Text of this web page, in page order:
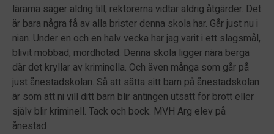
lärarna säger aldrig till, rektorerna vidtar aldrig åtgärder. Det
är bara några få av alla brister denna skola har. Går just nu i
nian. Under en och en halv vecka har jag varit i ett slagsmål,
blivit mobbad, mordhotad. Denna skola ligger nära berga
där det kryllar av kriminella. Och även många som går på
just ånestadskolan. Så att sätta sitt barn på ånestadskolan
är som att ni vill ditt barn blir antingen utsatt för brott eller
själv blir kriminell. Tack och bock. MVH Arg elev på
ånestad